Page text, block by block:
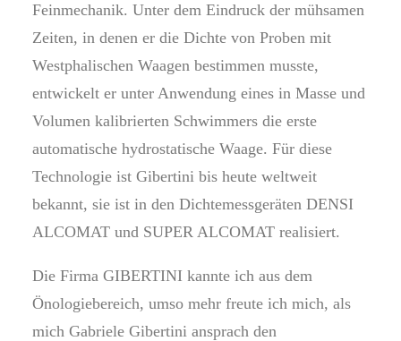
Feinmechanik. Unter dem Eindruck der mühsamen
Zeiten, in denen er die Dichte von Proben mit
Westphalischen Waagen bestimmen musste,
entwickelt er unter Anwendung eines in Masse und
Volumen kalibrierten Schwimmers die erste
automatische hydrostatische Waage. Für diese
Technologie ist Gibertini bis heute weltweit
bekannt, sie ist in den Dichtemessgeräten DENSI
ALCOMAT und SUPER ALCOMAT realisiert.
Die Firma GIBERTINI kannte ich aus dem
Önologiebereich, umso mehr freute ich mich, als
mich Gabriele Gibertini ansprach den